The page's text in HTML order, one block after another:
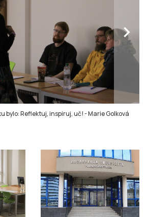
chevron_right
bylo: Reflektuj, inspiruj, uč!-Marie Golková